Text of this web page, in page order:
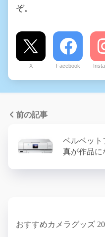
ぞ。
X Facebook
前の記事
ベルベット
真が作品に
おすすめカメラグッズ